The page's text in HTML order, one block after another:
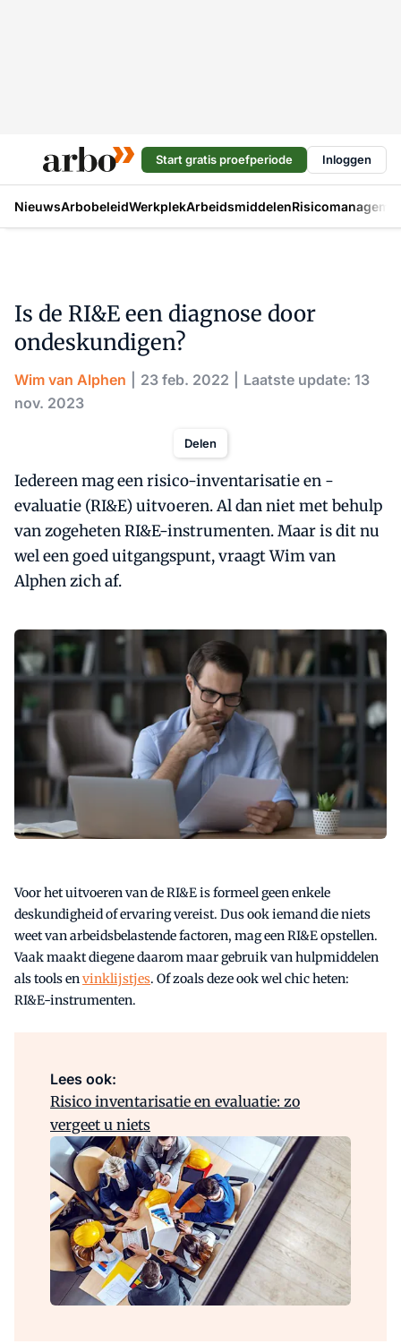
Start gratis proefperiode Inloggen
NieuwsArbobeleidWerkplekArbeidsmiddelen
Is de RI&E een diagnose door
ondeskundigen?
Wim van Alphen 23 feb. 2022
Laatste update: 13
nov. 2023
Delen
Iedereen mag een risico-inventarisatie en -
evaluatie (RI&E) uitvoeren. Al dan niet met behulp
van zogeheten RI&E-instrumenten. Maar is dit nu
wel een goed uitgangspunt, vraagt Wim van
Alphen zich af.
Voor het uitvoeren van de RI&E is formeel geen enkele
deskundigheid of ervaring vereist. Dus ook iemand die niets
weet van arbeidsbelastende factoren, mag een RI&E opstellen.
Vaak maakt diegene daarom maar gebruik van hulpmiddelen
als tools envinklijstjes. Of zoals deze ook wel chic heten:
RI&E-instrumenten.
Lees ook:
Risico inventarisatie en evaluatie: zo
vergeet u niets